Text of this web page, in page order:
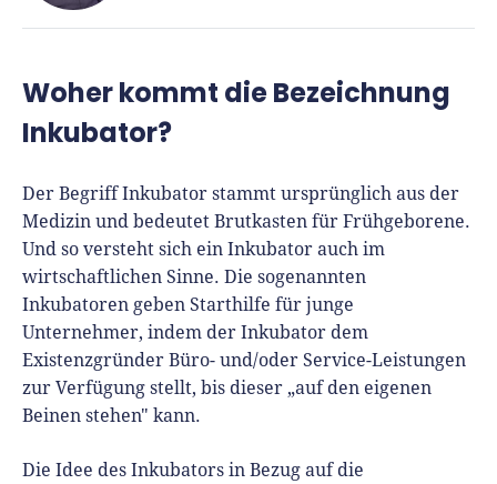
Für-Gründer.de Redaktion
Gründerlandschaft. Seine Mission:
Gründerinnen und Gründern praxisnahe
geben. Das tut er als Chefredakteur,
Podcast-Host, Webinar-Moderator und auf
unserem YouTube-Kanal.
Er ist Interviewpartner in anderen Medien
und verfasst Fachbeiträge zu
Woher kommt die Bezeichnung
Inkubator?
Der Begriff Inkubator stammt ursprünglich aus der
Medizin und bedeutet Brutkasten für Frühgeborene.
Und so versteht sich ein Inkubator auch im
wirtschaftlichen Sinne. Die sogenannten
Inkubatoren geben Starthilfe für junge
Unternehmer, indem der Inkubator dem
Existenzgründer Büro- und/oder Service-Leistungen
zur Verfügung stellt, bis dieser „auf den eigenen
Beinen stehen" kann.
Die Idee des Inkubators in Bezug auf die